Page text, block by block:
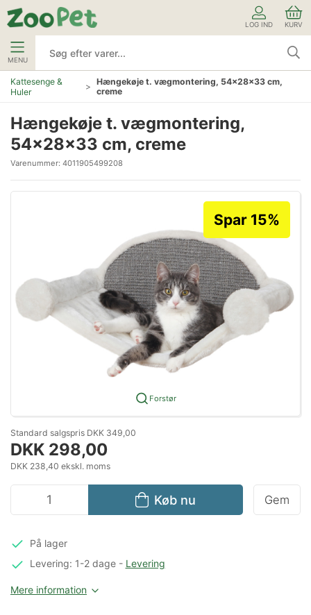
LOG IND KURV
MENU
Kattesenge &
Huler
Hængekøje t. vægmontering, 54×28×33 cm,
creme
Hængekøje t. vægmontering,
54×28×33 cm, creme
Varenummer: 4011905499208
Forstør
Spar 15%
Standard salgspris DKK 349,00
DKK 298,00
DKK 238,40 ekskl. moms
Køb nu Gem
På lager
Levering: 1-2 dage- Levering
Mere information